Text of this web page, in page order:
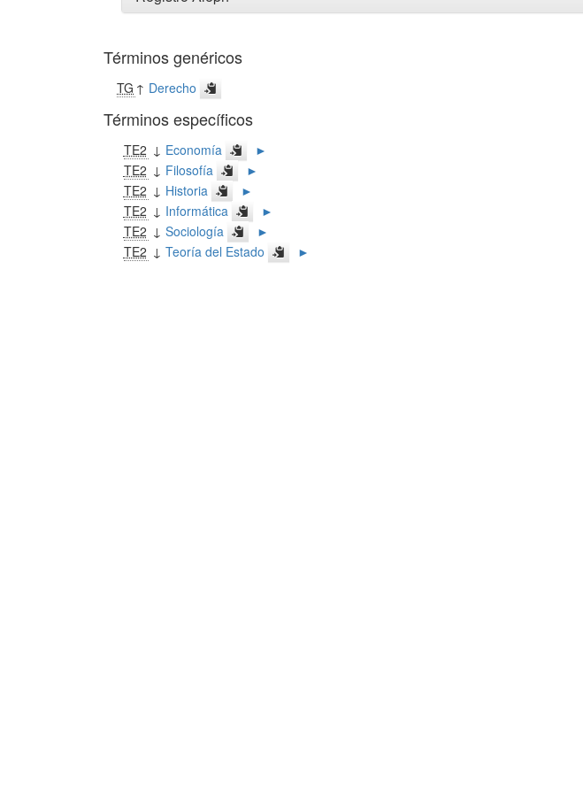
Términos genéricos
TG ↑ Derecho
Términos específicos
TE2 ↓ Economía
►
TE2 ↓ Filosofía
►
TE2 ↓ Historia
►
TE2 ↓ Informática
►
TE2 ↓ Sociología
►
TE2 ↓ Teoría del Estado ►